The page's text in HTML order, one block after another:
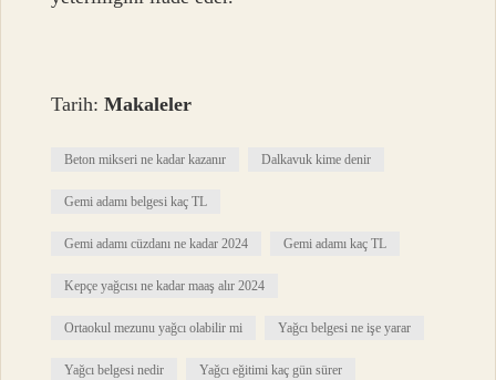
Tarih:Makaleler
Beton mikseri ne kadar kazanır Dalkavuk kime denir
Gemi adamı belgesi kaç TL
Gemi adamı cüzdanı ne kadar 2024 Gemi adamı kaç TL
Kepçe yağcısı ne kadar maaş alır 2024
Ortaokul mezunu yağcı olabilir mi Yağcı belgesi ne işe yarar
Yağcı belgesi nedir Yağcı eğitimi kaç gün sürer